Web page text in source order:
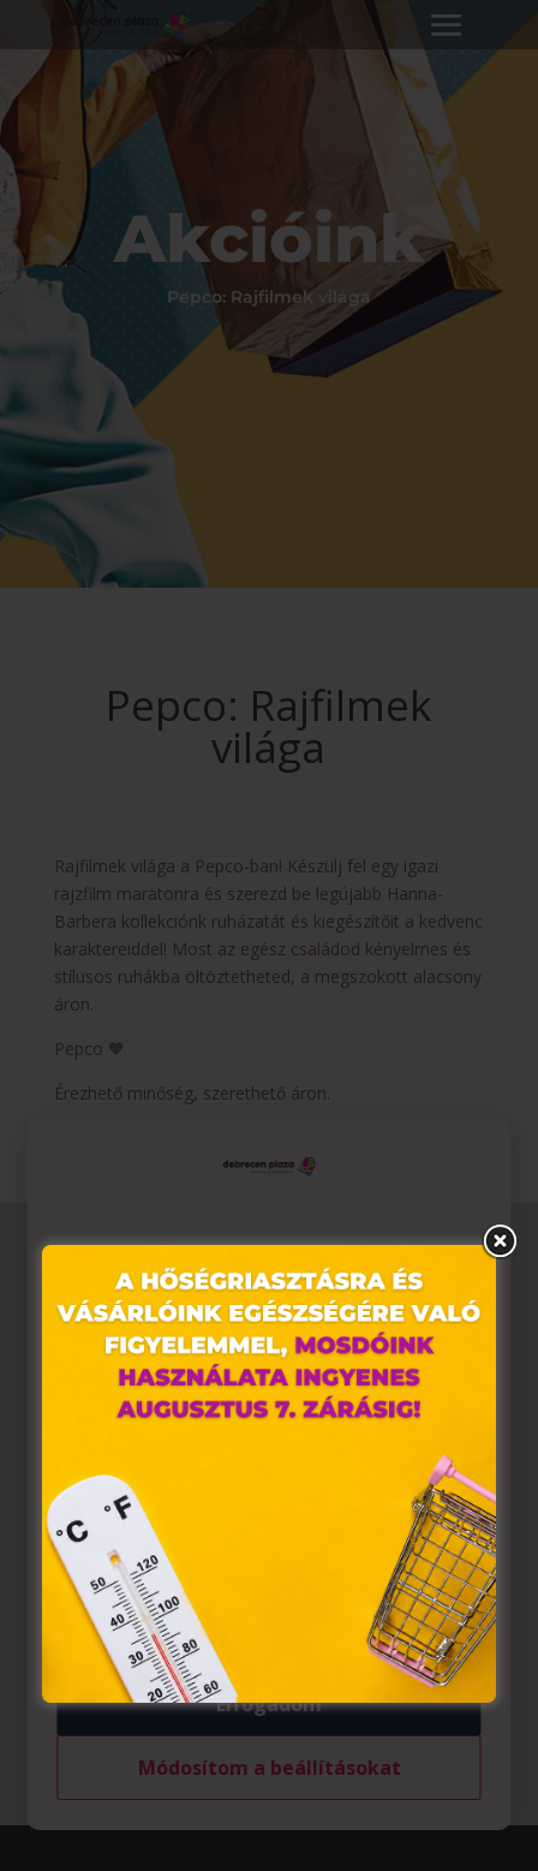
Akcióink
Pepco: Rajfilmek világa
Pepco: Rajfilmek
világa
Rajfilmek világa a Pepco-ban! Készülj fel egy igazi
rajzfilm maratonra és szerezd be legújabb Hanna-
Barbera kollekciónk ruházatát és kiegészítőit a kedvenc
karaktereiddel! Most az egész családod kényelmes és
stílusos ruhákba öltöztetheted, a megszokott alacsony
áron.
Pepco 🧡
Érezhető minőség, szerethető áron.
Weboldalunkon „cookie"-kat (továbbiakban „süti")
alkalmazunk. Ezek olyan fájlok, melyek információt
tárolnak webes böngészőjében. Ehhez az Ön
hozzájárulása szükséges.
A „sütiket" az elektronikus hírközlésről szóló 2003. évi C.
törvény, az elektronikus kereskedelmi szolgáltatások, az
információs társadalommal összefüggő szolgáltatások
egyes kérdéseiről szóló 2001. évi CVIII. törvény, valamint
az Európai Unió előírásainak megfelelően használjuk.
Azon weblapoknak, melyek az Európai Unió országain
belül működnek, a „sütik" használatához, és ezeknek a
felhasználó számítógépén vagy egyéb eszközén történő
tárolásához a felhasználók hozzájárulását kell kérniük.
Elfogadom
Módosítom a beállításokat